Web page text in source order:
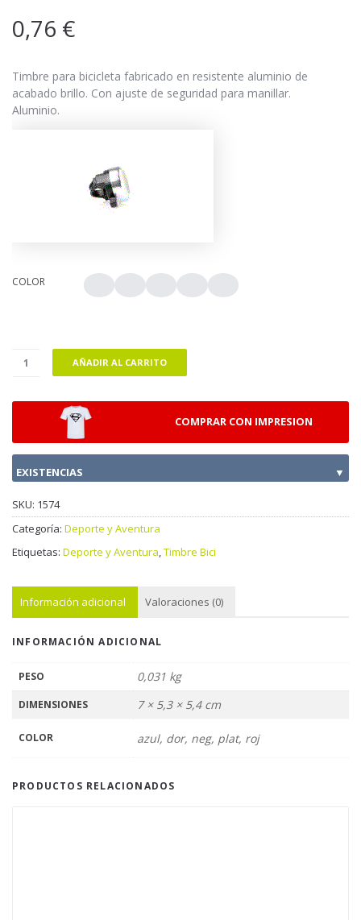
0,76 €
Timbre para bicicleta fabricado en resistente aluminio de
acabado brillo. Con ajuste de seguridad para manillar.
Aluminio.
COLOR
AÑADIR AL CARRITO
COMPRAR CON IMPRESION
EXISTENCIAS ▼
SKU: 1574
Categoría: Deporte y Aventura
Etiquetas: Deporte y Aventura,Timbre Bici
Información adicional Valoraciones (0)
INFORMACIÓN ADICIONAL
PESO 0,031 kg
DIMENSIONES 7 × 5,3 × 5,4 cm
COLOR azul, dor, neg, plat, roj
PRODUCTOS RELACIONADOS